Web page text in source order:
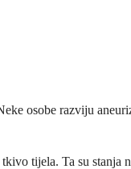
osobe razviju
tijela. Ta su stanja